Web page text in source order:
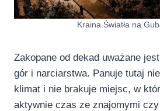
Kraina Światła na
Zakopane od dekad uważane
gór i narciarstwa. Panuje tutaj
klimat i nie brakuje miejsc, w
aktywnie czas ze znajomymi